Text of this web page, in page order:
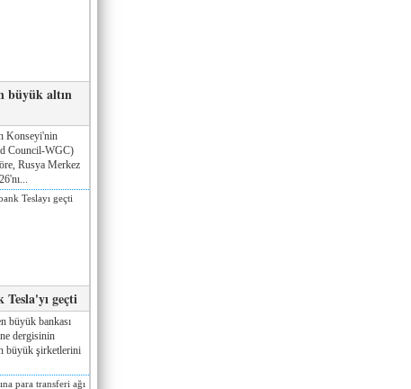
büyük altın
Konseyi'nin
Council-WGC)
Rusya Merkez
Tesla'yı geçti
büyük bankası
dergisinin
büyük şirketlerini